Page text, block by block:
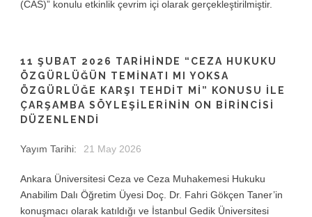
(CAS)” konulu etkinlik çevrim içi olarak gerçekleştirilmiştir.
11 ŞUBAT 2026 TARİHİNDE “CEZA HUKUKU
ÖZGÜRLÜĞÜN TEMİNATI MI YOKSA
ÖZGÜRLÜĞE KARŞI TEHDİT Mİ” KONUSU İLE
ÇARŞAMBA SÖYLEŞİLERİNİN ON BİRİNCİSİ
DÜZENLENDİ
Yayım Tarihi: 21 May 2026
Ankara Üniversitesi Ceza ve Ceza Muhakemesi Hukuku
Anabilim Dalı Öğretim Üyesi Doç. Dr. Fahri Gökçen Taner’in
konuşmacı olarak katıldığı ve İstanbul Gedik Üniversitesi